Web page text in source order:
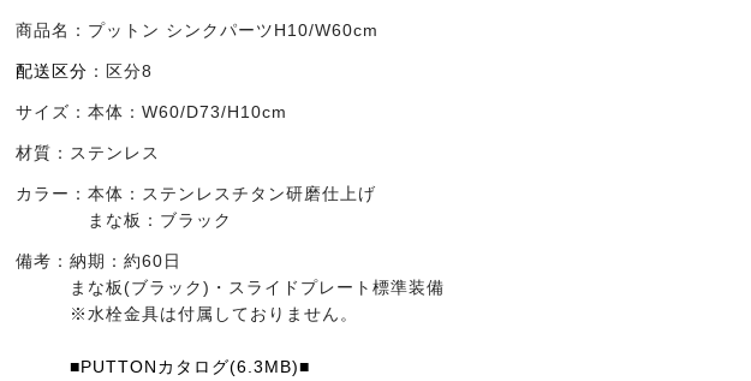
商品名： プットン シンクパーツH10/W60cm
配送区分 ： 区分8
サイズ： 本体：W60/D73/H10cm
材質： ステンレス
カラー： 本体：ステンレスチタン研磨仕上げ
まな板：ブラック
備考： 納期：約60日
まな板(ブラック)・スライドプレート標準装備
※水栓金具は付属しておりません。
■PUTTONカタログ(6.3MB)■